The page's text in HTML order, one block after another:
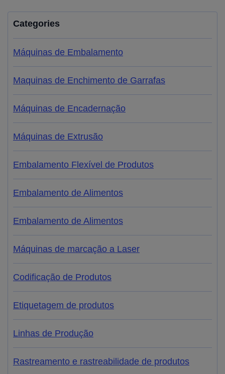
Categories
Máquinas de Embalamento
Maquinas de Enchimento de Garrafas
Máquinas de Encadernação
Máquinas de Extrusão
Embalamento Flexível de Produtos
Embalamento de Alimentos
Embalamento de Alimentos
Máquinas de marcação a Laser
Codificação de Produtos
Etiquetagem de produtos
Linhas de Produção
Rastreamento e rastreabilidade de produtos